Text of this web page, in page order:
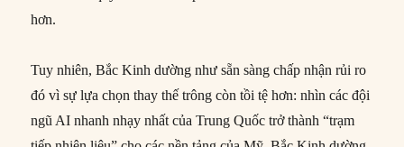
hơn.
Tuy nhiên, Bắc Kinh dường như sẵn sàng chấp nhận rủi ro
đó vì sự lựa chọn thay thế trông còn tồi tệ hơn: nhìn các đội
ngũ AI nhanh nhạy nhất của Trung Quốc trở thành “trạm